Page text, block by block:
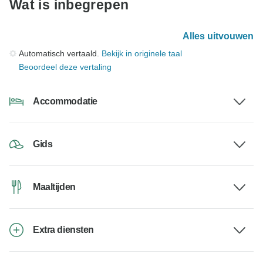
Wat is inbegrepen
Alles uitvouwen
Automatisch vertaald. Bekijk in originele taal
Beoordeel deze vertaling
Accommodatie
Gids
Maaltijden
Extra diensten